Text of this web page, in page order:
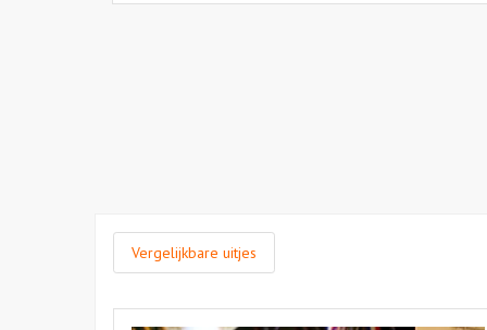
cijfer
Vergelijkbare uitjes
Bekijk